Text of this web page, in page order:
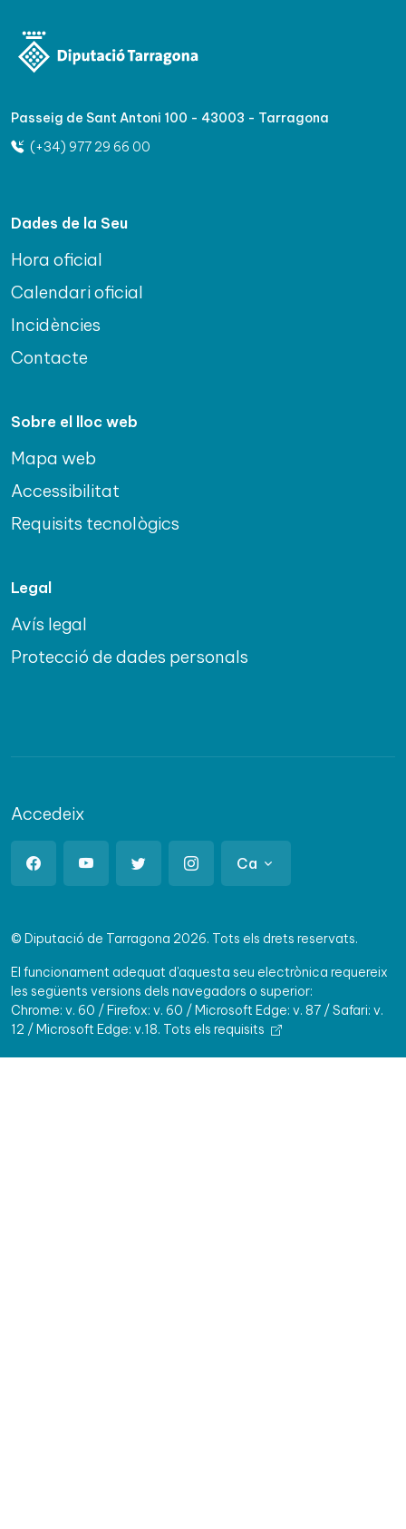
Passeig de Sant Antoni 100 - 43003 - Tarragona
(+34) 977 29 66 00
Dades de la Seu
Hora oficial
Calendari oficial
Incidències
Contacte
Sobre el lloc web
Mapa web
Accessibilitat
Requisits tecnològics
Legal
Avís legal
Protecció de dades personals
Accedeix
Ca
© Diputació de Tarragona 2026. Tots els drets reservats.
El funcionament adequat d'aquesta seu electrònica requereix
les següents versions dels navegadors o superior:
Chrome: v. 60 / Firefox: v. 60 / Microsoft Edge: v. 87 / Safari: v.
12 / Microsoft Edge: v.18. Tots els requisits